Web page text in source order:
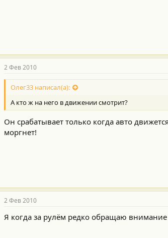
2 Фев 2010
Олег33 написал(а):
А кто ж на него в движении смотрит?
Он срабатывает только когда авто
моргнет!
2 Фев 2010
Я когда за рулём редко обращаю